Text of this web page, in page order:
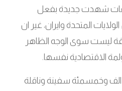
شهدت جديدة بفعل
المتحدة وايران، غير ان
ليست سوى الوجه الظاهر
الاقتصادية نفسها.
الف وخمسمئة سفينة وناقلة